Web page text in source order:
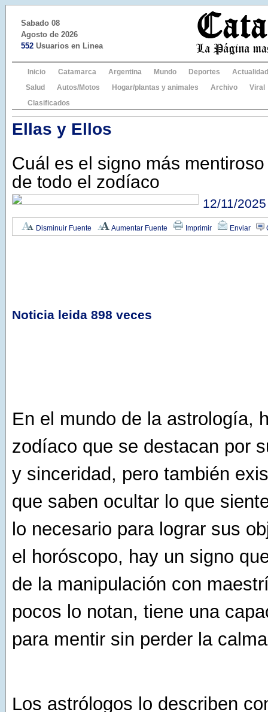
Sabado 08
Agosto de 2026
552 Usuarios en Linea
Inicio Catamarca Argentina Mundo Deportes
Actualidad
Salud
Autos/Motos Hogar/plantas y animales Archivo
Viral
Clasificados
Ellas y Ellos
Cuál es el signo más
de todo el zodíaco
12/11/2025
Disminuir Fuente Aumentar Fuente Imprimir Enviar
Noticia leida 898 veces
En el mundo de la astrología,
zodíaco que se destacan por
y sinceridad, pero también
que saben ocultar lo que
lo necesario para lograr sus
el horóscopo, hay un signo
de la manipulación con
pocos lo notan, tiene una
para mentir sin perder la
Los astrólogos lo describen